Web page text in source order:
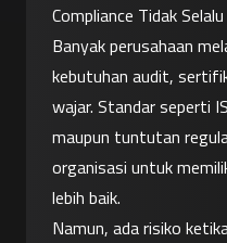
Compliance Tidak
Banyak perusahaan
kebutuhan audit,
wajar. Standar seperti
maupun tuntutan
organisasi untuk
lebih baik.
Namun, ada risiko